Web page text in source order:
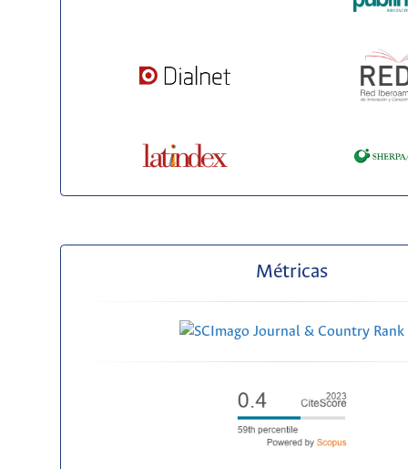
Métricas